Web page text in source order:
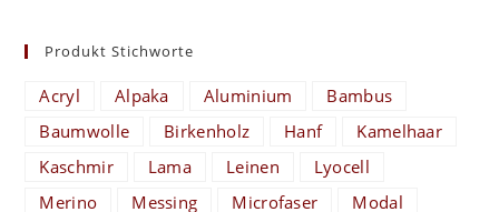
Produkt Stichworte
Acryl Alpaka Aluminium
Bambus
Baumwolle
Birkenholz Hanf
Kamelhaar
Kaschmir
Lama Leinen
Lyocell
Merino
Messing Microfaser
Modal